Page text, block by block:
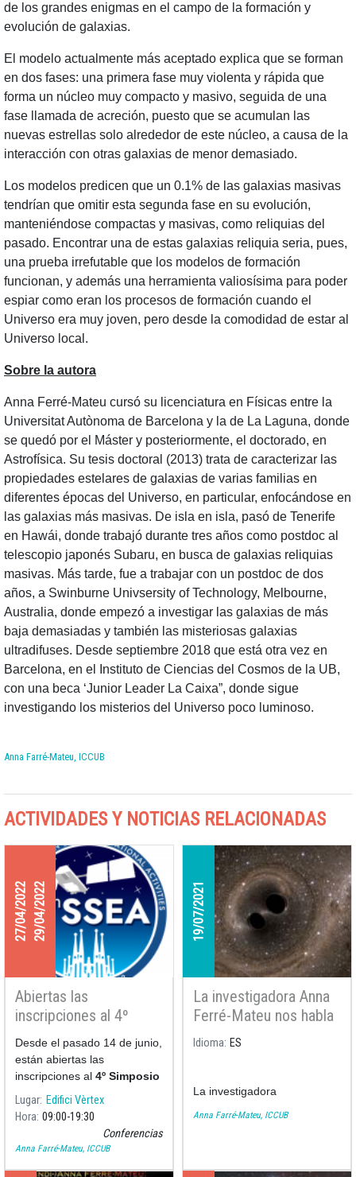
de los grandes enigmas en el campo de la formación y
evolución de galaxias.
El modelo actualmente más aceptado explica que se forman
en dos fases: una primera fase muy violenta y rápida que
forma un núcleo muy compacto y masivo, seguida de una
fase llamada de acreción, puesto que se acumulan las
nuevas estrellas solo alrededor de este núcleo, a causa de la
interacción con otras galaxias de menor demasiado.
Los modelos predicen que un 0.1% de las galaxias masivas
tendrían que omitir esta segunda fase en su evolución,
manteniéndose compactas y masivas, como reliquias del
pasado. Encontrar una de estas galaxias reliquia seria, pues,
una prueba irrefutable que los modelos de formación
funcionan, y además una herramienta valiosísima para poder
espiar como eran los procesos de formación cuando el
Universo era muy joven, pero desde la comodidad de estar al
Universo local.
Sobre la autora
Anna Ferré-Mateu cursó su licenciatura en Físicas entre la
Universitat Autònoma de Barcelona y la de La Laguna, donde
se quedó por el Máster y posteriormente, el doctorado, en
Astrofísica. Su tesis doctoral (2013) trata de caracterizar las
propiedades estelares de galaxias de varias familias en
diferentes épocas del Universo, en particular, enfocándose en
las galaxias más masivas. De isla en isla, pasó de Tenerife
en Hawái, donde trabajó durante tres años como postdoc al
telescopio japonés Subaru, en busca de galaxias reliquias
masivas. Más tarde, fue a trabajar con un postdoc de dos
años, a Swinburne Univsersity of Technology, Melbourne,
Australia, donde empezó a investigar las galaxias de más
baja demasiadas y también las misteriosas galaxias
ultradifuses. Desde septiembre 2018 que está otra vez en
Barcelona, en el Instituto de Ciencias del Cosmos de la UB,
con una beca ‘Junior Leader La Caixa”, donde sigue
investigando los misterios del Universo poco luminoso.
Anna Farré-Mateu, ICCUB
ACTIVIDADES Y NOTICIAS RELACIONADAS
27/04/202229/04/2022
Abiertas las
inscripciones al 4º
Simposio de
Actividades Educativas
del Espacio
Desde el pasado 14 de junio,
están abiertas las
inscripciones al 4º Simposio
de Activi
Lugar Edifici Vèrtex
Hora 09:00 19:30
Conferencias
Anna Farré-Mateu, ICCUB
19/07/2021
La investigadora Anna
Ferré-Mateu nos habla
sobre el origen del
Idioma ES
La investigadora
Anna Farré-Mateu, ICCUB